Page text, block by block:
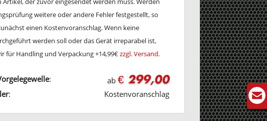
weitere oder andere Fehler festgestellt, so
einen Kostenvoranschlag. Wenn keine
werden soll oder das Gerät irreparabel ist,
für Handling und Verpackung +14,99€zzgl. Versand.
: ab € 299,00
: Kostenvoranschlag